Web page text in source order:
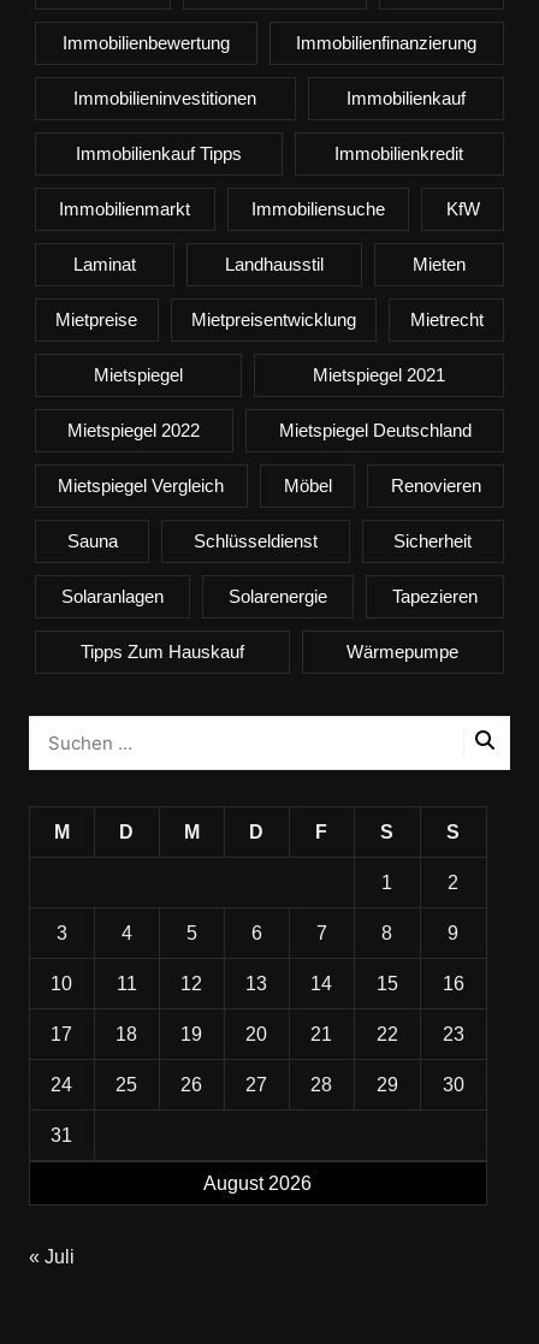
Immobilienbewertung Immobilienfinanzierung
Immobilieninvestitionen Immobilienkauf
Immobilienkauf Tipps Immobilienkredit
Immobilienmarkt Immobiliensuche KfW
Laminat Landhausstil Mieten
Mietpreise Mietpreisentwicklung Mietrecht
Mietspiegel Mietspiegel 2021
Mietspiegel 2022 Mietspiegel Deutschland
Mietspiegel Vergleich Möbel Renovieren
Sauna Schlüsseldienst Sicherheit
Solaranlagen Solarenergie Tapezieren
Tipps Zum Hauskauf Wärmepumpe
August 2026
M D M D F S S
1 2
3 4 5 6 7 8 9
10 11 12 13 14 15 16
17 18 19 20 21 22 23
24 25 26 27 28 29 30
31
« Juli